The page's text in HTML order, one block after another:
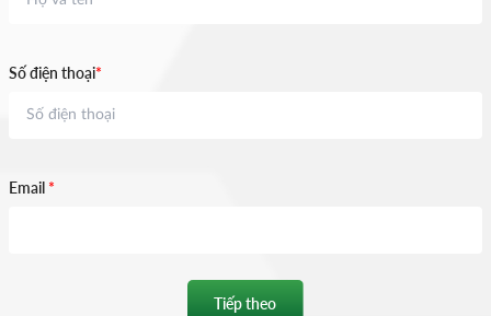
Số điện thoại*
Email *
Tiếp theo